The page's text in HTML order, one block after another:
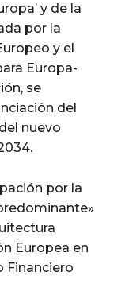
y de la
por la
y el
Europa-
se
del
nuevo
por la
Europea en
Financiero